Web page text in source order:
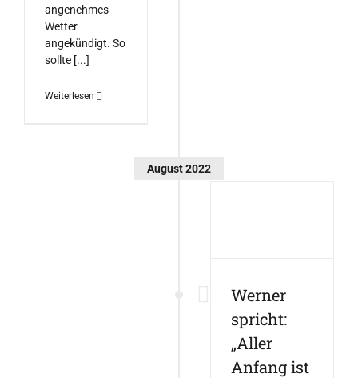
angenehmes
Wetter
angekündigt. So
sollte [...]
Weiterlesen
August 2022
Werner
spricht:
„Aller
Anfang ist